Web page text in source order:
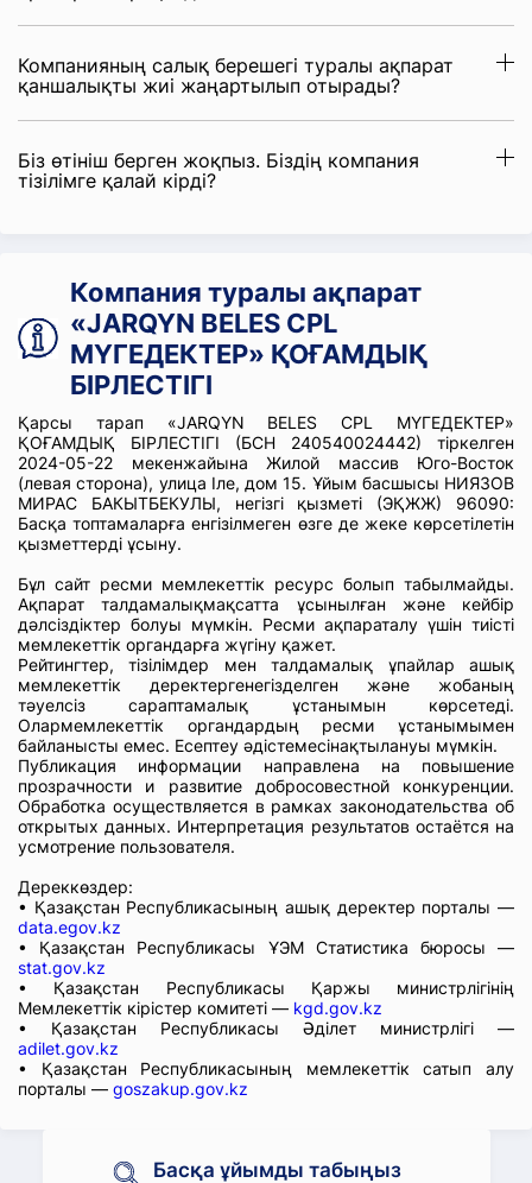
Компанияның салық берешегі туралы ақпарат
қаншалықты жиі жаңартылып отырады?
Біз өтініш берген жоқпыз. Біздің компания
тізілімге қалай кірді?
Компания туралы ақпарат
«JARQYN BELES CPL
МҮГЕДЕКТЕР» ҚОҒАМДЫҚ
БІРЛЕСТІГІ
Қарсы тарап «JARQYN BELES CPL МҮГЕДЕКТЕР»
ҚОҒАМДЫҚ БІРЛЕСТІГІ (БСН 240540024442) тіркелген
2024-05-22 мекенжайына Жилой массив Юго-Восток
(левая сторона), улица Іле, дом 15. Ұйым басшысы НИЯЗОВ
МИРАС БАКЫТБЕКУЛЫ, негізгі қызметі (ЭҚЖЖ) 96090:
Басқа топтамаларға енгізілмеген өзге де жеке көрсетілетін
қызметтерді ұсыну.
Бұл сайт ресми мемлекеттік ресурс болып табылмайды.
Ақпарат талдамалықмақсатта ұсынылған және кейбір
дәлсіздіктер болуы мүмкін. Ресми ақпараталу үшін тиісті
мемлекеттік органдарға жүгіну қажет.
Рейтингтер, тізілімдер мен талдамалық ұпайлар ашық
мемлекеттік деректергенегізделген және жобаның
тәуелсіз сараптамалық ұстанымын көрсетеді.
Олармемлекеттік органдардың ресми ұстанымымен
байланысты емес. Есептеу әдістемесінақтылануы мүмкін.
Публикация информации направлена на повышение
прозрачности и развитие добросовестной конкуренции.
Обработка осуществляется в рамках законодательства об
открытых данных. Интерпретация результатов остаётся на
усмотрение пользователя.
Дереккөздер:
• Қазақстан Республикасының ашық деректер порталы —
data.egov.kz
• Қазақстан Республикасы ҰЭМ Статистика бюросы —
stat.gov.kz
• Қазақстан Республикасы Қаржы министрлігінің
Мемлекеттік кірістер комитеті — kgd.gov.kz
• Қазақстан Республикасы Әділет министрлігі —
adilet.gov.kz
• Қазақстан Республикасының мемлекеттік сатып алу
порталы — goszakup.gov.kz
Басқа ұйымды табыңыз